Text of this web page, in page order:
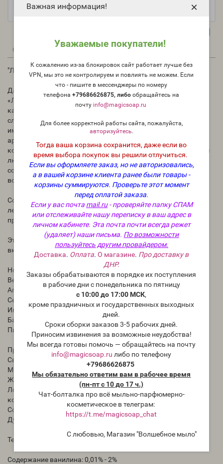
Важная информация!
Уважаемые покупатели!
К сожалению из-за блокировок сайт работает лучше без
VPN, мы это не контролируем и повлиять не можем. Если
что - пишите в мессенджеры по номеру
телефона+79686626875, либообращайтесь на
почту info@magicsoap.ru
Для более корректной работы сайта, пожалуйста,
авторизуйтесь.
Тогда ваша корзина сохранится, даже если во
время выбора покупок вы решили отлучиться.
Если вы оформляете заказ, но не авторизовались,
а в вашей корзине клиента ранее были товары -
корзины суммируются. Проверьте этот момент
перед оплатой заказа.
Если у вас почта mail.ru- проверяйте папку СПАМ
или отслеживайте нашу переписку в ваш адрес в
личном кабинете. Эта почта почти всегда режет
(удаляет) наши письма. По возможности
пользуйтесь другим провайдером.
Доставка. Оплата.О магазине. Про доставку в
ДНР.
Заказы обрабатываются в порядке их поступления
в рабочие дни с понедельника по пятницу
с 10:00 до 17:00 МСК,
кроме праздничных и государственных выходных
дней.
Сроки сборки заказов 3-5 рабочих дней.
Приносим извинения за возможные неудобства!
Мы всегда готовы помочь — обращайтесь на почту
info@magicsoap.ru либо по телефону
+79686626875
Мы обязательно ответим вам в рабочее время
(пн-пт с 10 до 17 ч.)
Чат-болталка про всё мыльно-парфюмерно-
косметическое в телеграм:
https://t.me/magicsoap_chat
С любовью, Магазин "Волшебное мыло"
×
Описание 0 Вопрос - Ответ 0
"Лесной чай" (CS Forest Chai) - отдушка США
Давайте прогуляемся по лесу и почувствуем аромат масла
«Лесной чай». Бодрящие ноты апельсиновой цедры,
кардамона и пикантности перца приветствуют чувства,
словно взрыв бодрящего лесного воздуха. Согревающие
имбирь, анис и мускатный орех в сердце этого изысканного
аромата усиливаются базовыми нотами смолистой пихты,
корицы и тягучего мёда. «Лесной чай» – изысканный чай для
любителей природы, представляющий собой творческое
сочетание нот, которые успокаивают душу и создают
возвышенную атмосферу.
Создавайте уникальные свечи, восковые фигурки и мыло с
лесным чаем, которые придутся по вкусу тем, кто ценит как
природные, так и роскошные ароматы.
Этот аромат наполнен натуральными эфирными маслами,
включая цедру апельсина, листья кассии и корень имбиря.
Ноты аромата
Вершина
Апельсиновая цедра , перец , кардамон
Середина
Имбирь , Анис , Мускатный орех
База
Пихта , Корица , Мед
Процент использования:
Свечи: 3-10%
Мыло: 2-6%
Жидкого мыла : 0,5% - 6,0%
Лосьон: 0.5 - 1%
комнатного спрея : 0,5% - 10,0%
Совместимость с базой для диффузоров - 0%
Духи - 0%
Температура кипения: 93°C
Содержание ванилина: 0,01% - 2%